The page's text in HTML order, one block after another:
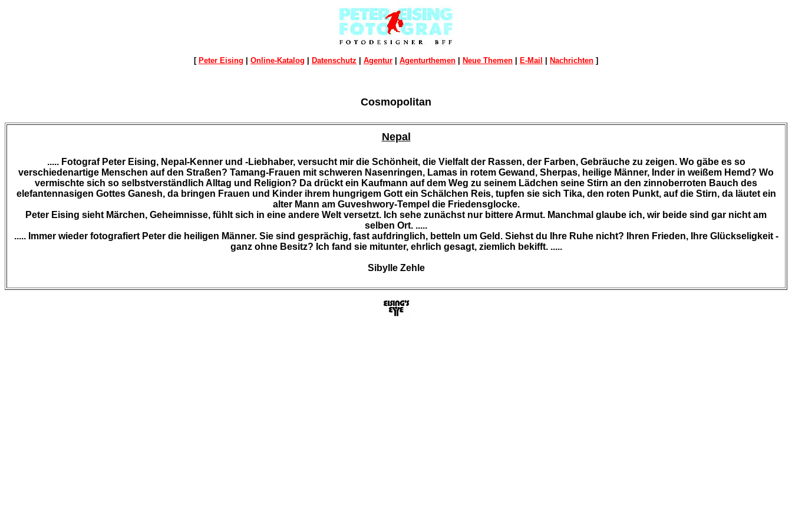
[ Peter Eising | Online-Katalog | Datenschutz | Agentur | Agenturthemen | Neue Themen | E-Mail | Nachrichten ]
Cosmopolitan
Nepal
..... Fotograf Peter Eising, Nepal-Kenner und -Liebhaber, versucht mir die Schönheit, die Vielfalt der Rassen, der Farben, Gebräuche zu zeigen. Wo gäbe es so
verschiedenartige Menschen auf den Straßen? Tamang-Frauen mit schweren Nasenringen, Lamas in rotem Gewand, Sherpas, heilige Männer, Inder in weißem Hemd? Wo
vermischte sich so selbstverständlich Alltag und Religion? Da drückt ein Kaufmann auf dem Weg zu seinem Lädchen seine Stirn an den zinnoberroten Bauch des
elefantennasigen Gottes Ganesh, da bringen Frauen und Kinder ihrem hungrigem Gott ein Schälchen Reis, tupfen sie sich Tika, den roten Punkt, auf die Stirn, da läutet ein
alter Mann am Guveshwory-Tempel die Friedensglocke.
Peter Eising sieht Märchen, Geheimnisse, fühlt sich in eine andere Welt versetzt. Ich sehe zunächst nur bittere Armut. Manchmal glaube ich, wir beide sind gar nicht am
selben Ort. .....
..... Immer wieder fotografiertPeterdie heiligen Männer. Sie sind gesprächig, fast aufdringlich, betteln um Geld. Siehst du Ihre Ruhe nicht? Ihren Frieden, Ihre Glückseligkeit -
ganz ohne Besitz? Ich fand sie mitunter, ehrlich gesagt, ziemlich bekifft. .....
Sibylle Zehle